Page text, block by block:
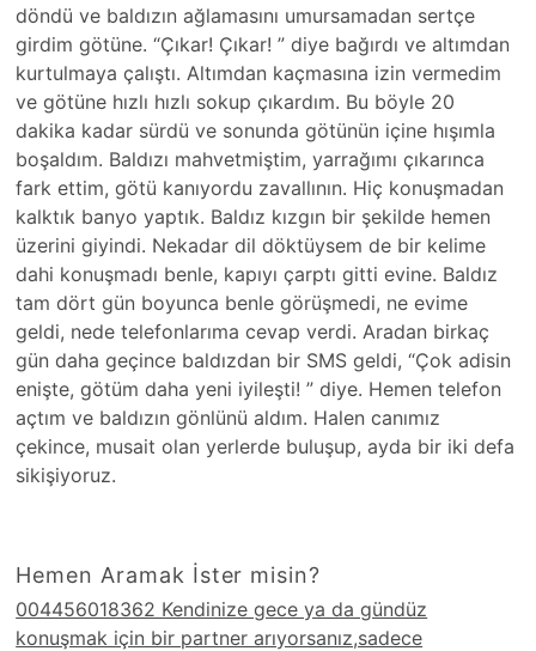
döndü ve baldızın ağlamasını umursamadan sertçe
girdim götüne. “Çıkar! Çıkar! ” diye bağırdı ve altımdan
kurtulmaya çalıştı. Altımdan kaçmasına izin vermedim
ve götüne hızlı hızlı sokup çıkardım. Bu böyle 20
dakika kadar sürdü ve sonunda götünün içine hışımla
boşaldım. Baldızı mahvetmiştim, yarrağımı çıkarınca
fark ettim, götü kanıyordu zavallının. Hiç konuşmadan
kalktık banyo yaptık. Baldız kızgın bir şekilde hemen
üzerini giyindi. Nekadar dil döktüysem de bir kelime
dahi konuşmadı benle, kapıyı çarptı gitti evine. Baldız
tam dört gün boyunca benle görüşmedi, ne evime
geldi, nede telefonlarıma cevap verdi. Aradan birkaç
gün daha geçince baldızdan bir SMS geldi, “Çok adisin
enişte, götüm daha yeni iyileşti! ” diye. Hemen telefon
açtım ve baldızın gönlünü aldım. Halen canımız
çekince, musait olan yerlerde buluşup, ayda bir iki defa
sikişiyoruz.
Hemen Aramak İster misin?
004456018362 Kendinize gece ya da gündüz
konuşmak için bir partner arıyorsanız,sadece